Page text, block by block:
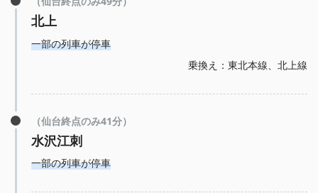
北上
一部の列車が停車
乗換え：東北本線、北上線
（仙台終点のみ41分）
水沢江刺
一部の列車が停車